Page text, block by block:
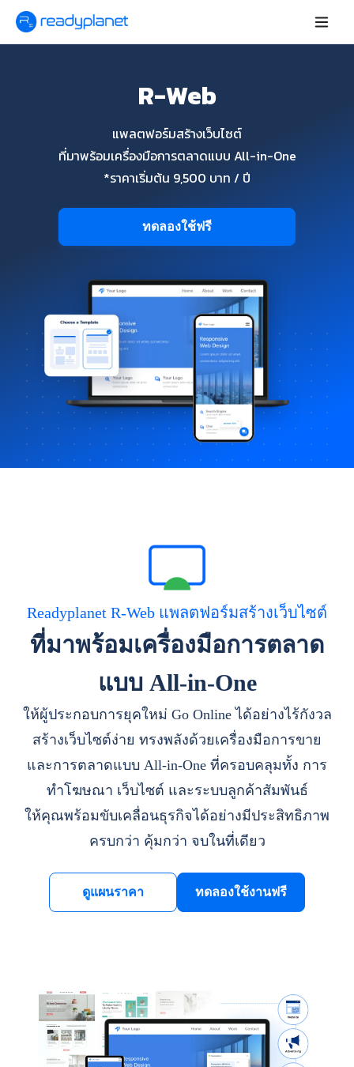
R-Web
แพลตฟอร์มสร้างเว็บไซต์
ที่มาพร้อมเครื่องมือการตลาดแบบ All-in-One
*ราคาเริ่มต้น 9,500 บาท / ปี
ทดลองใช้ฟรี
Readyplanet R-Web แพลตฟอร์มสร้างเว็บไซต์
ที่มาพร้อมเครื่องมือการตลาด
แบบ All-in-One
ให้ผู้ประกอบการยุคใหม่ Go Online ได้อย่างไร้กังวล
สร้างเว็บไซต์ง่าย ทรงพลังด้วยเครื่องมือการขาย
และการตลาดแบบ All-in-One ที่ครอบคลุมทั้ง การ
ทำโฆษณา เว็บไซต์ และระบบลูกค้าสัมพันธ์
ให้คุณพร้อมขับเคลื่อนธุรกิจได้อย่างมีประสิทธิภาพ
ครบกว่า คุ้มกว่า จบในที่เดียว
ดูแผนราคา ทดลองใช้งานฟรี